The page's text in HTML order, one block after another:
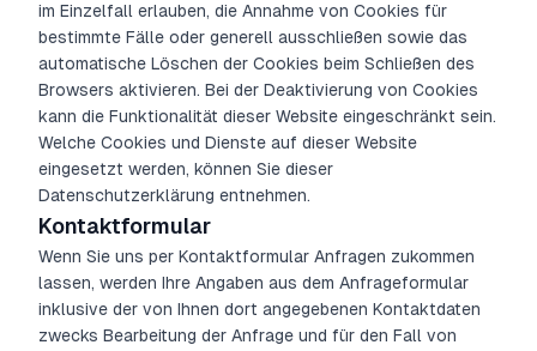
im Einzelfall erlauben, die Annahme von Cookies für
bestimmte Fälle oder generell ausschließen sowie das
automatische Löschen der Cookies beim Schließen des
Browsers aktivieren. Bei der Deaktivierung von Cookies
kann die Funktionalität dieser Website eingeschränkt sein.
Welche Cookies und Dienste auf dieser Website
eingesetzt werden, können Sie dieser
Datenschutzerklärung entnehmen.
Kontaktformular
Wenn Sie uns per Kontaktformular Anfragen zukommen
lassen, werden Ihre Angaben aus dem Anfrageformular
inklusive der von Ihnen dort angegebenen Kontaktdaten
zwecks Bearbeitung der Anfrage und für den Fall von